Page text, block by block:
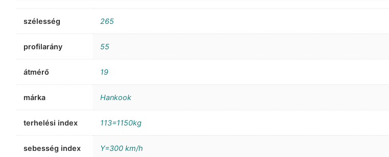
szélesség 265
profilarány 55
átmérő 19
márka Hankook
terhelési index 113=1150kg
sebesség index Y=300 km/h